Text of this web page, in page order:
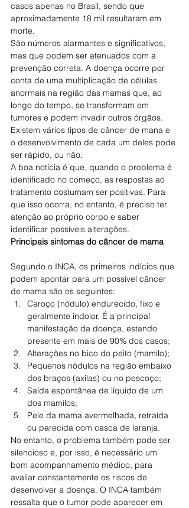
casos apenas no Brasil, sendo que
aproximadamente 18 mil resultaram em
morte.
São números alarmantes e significativos,
mas que podem ser atenuados com a
prevenção correta. A doença ocorre por
conta de uma multiplicação de células
anormais na região das mamas que, ao
longo do tempo, se transformam em
tumores e podem invadir outros órgãos.
Existem vários tipos de câncer de mana e
o desenvolvimento de cada um deles pode
ser rápido, ou não.
A boa notícia é que, quando o problema é
identificado no começo, as respostas ao
tratamento costumam ser positivas. Para
que isso ocorra, no entanto, é preciso ter
atenção ao próprio corpo e saber
identificar possíveis alterações.
Principais sintomas do câncer de mama
Segundo o INCA, os primeiros indícios que
podem apontar para um possível câncer
de mama são os seguintes:
Caroço (nódulo) endurecido, fixo e
geralmente indolor. É a principal
manifestação da doença, estando
presente em mais de 90% dos casos;
Alterações no bico do peito (mamilo);
Pequenos nódulos na região embaixo
dos braços (axilas) ou no pescoço;
Saída espontânea de líquido de um
dos mamilos;
Pele da mama avermelhada, retraída
ou parecida com casca de laranja.
No entanto, o problema também pode ser
silencioso e, por isso, é necessário um
bom acompanhamento médico, para
avaliar constantemente os riscos de
desenvolver a doença. O INCA também
ressalta que o tumor pode aparecer em